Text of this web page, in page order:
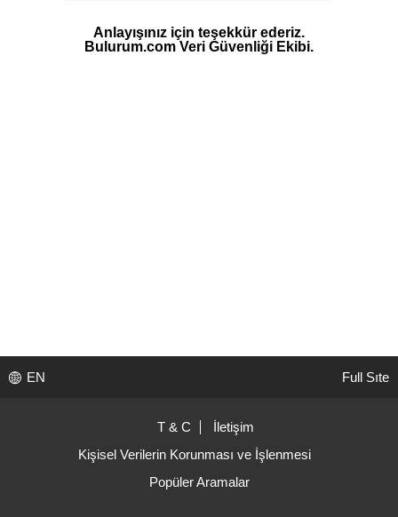
Anlayışınız için teşekkür ederiz.
Bulurum.com Veri Güvenliği Ekibi.
EN Full Sıte
T & C
İletişim
Kişisel Verilerin Korunması ve İşlenmesi
Popüler Aramalar